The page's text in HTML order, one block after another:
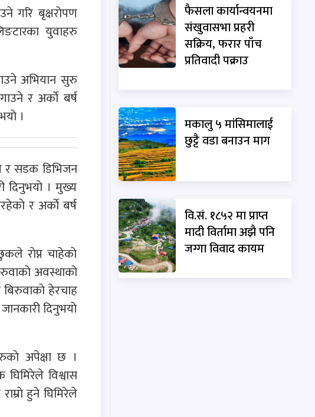
गरि बृक्षराेपण
युवाहरु
अभियान सुरु
र अर्काे बर्ष
।
र सडक डिभिजन
दिनुभयाे । मुख्य
र अर्काे बर्ष
राेप्न चाहेकाे
अवस्थाकाे
हेरचाह
दिनुभयाे
अपेक्षा छ ।
विश्वास
हुने घिमिरेले
फैसला कार्यान्वयनमा
संखुवासभा प्रहरी
सक्रिय, फरार पाँच
प्रतिवादी पक्राउ
मकालु ५ मांसिमालाई
छुट्टै वडा बनाउन माग
वि.सं. १८५२ मा प्राप्त
मादी विर्तामा अझै पनि
जग्गा विवाद कायम